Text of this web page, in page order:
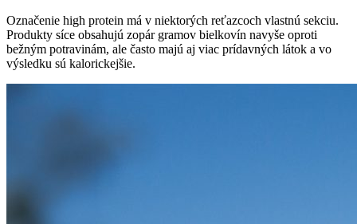
Označenie high protein má v niektorých reťazcoch vlastnú sekciu.
Produkty síce obsahujú zopár gramov bielkovín navyše oproti
bežným potravinám, ale často majú aj viac prídavných látok a vo
výsledku sú kalorickejšie.